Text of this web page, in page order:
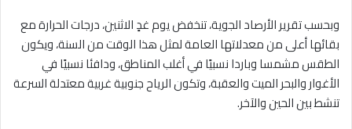
وبحسب تقرير الأرصاد الجوية، تنخفض يوم غدٍ الاثنين، درجات الحرارة مع
بقائها أعلى من معدلاتها العامة لمثل هذا الوقت من السنة، ويكون
الطقس مشمسا وباردا نسبيًا في أغلب المناطق، ودافئا نسبيًا في
الأغوار والبحر الميت والعقبة، وتكون الرياح جنوبية غربية معتدلة السرعة
تنشط بين الحين والآخر.